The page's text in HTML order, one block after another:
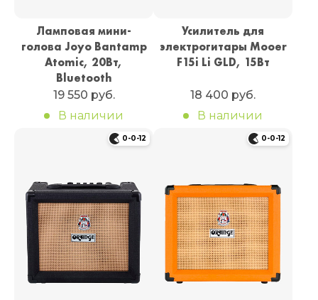
Ламповая мини-
голова Joyo Bantamp
Atomic, 20Вт,
Bluetooth
19 550 руб.
В наличии
Усилитель для
электрогитары Mooer
F15i Li GLD, 15Вт
18 400 руб.
В наличии
0-0-12 0-0-12